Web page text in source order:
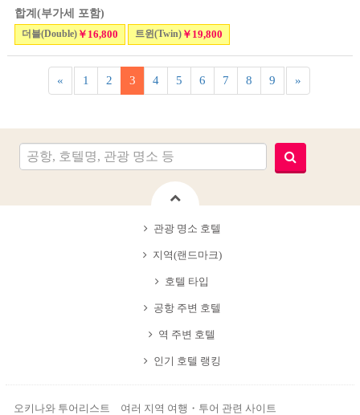
합계(부가세 포함)
더블(Double)￥16,800 트윈(Twin)￥19,800
« 1 2 3 4 5 6 7 8 9 »
관광 명소 호텔
지역(랜드마크)
호텔 타입
공항 주변 호텔
역 주변 호텔
인기 호텔 랭킹
오키나와 투어리스트 여러 지역 여행・투어 관련 사이트